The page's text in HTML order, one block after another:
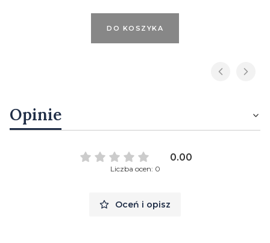
DO KOSZYKA
Opinie
0.00
Liczba ocen: 0
Oceń i opisz